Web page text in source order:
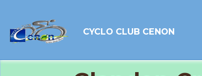
CYCLO CLUB CENON